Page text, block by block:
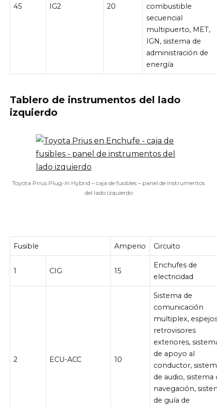
45 IG2 20
combustible
secuencial
multipuerto, MET,
IGN, sistema de
administración de
energía
Tablero de instrumentos del lado
izquierdo
Toyota Prius Plug-in Hybrid – caja de fusibles – panel de instrumentos
del lado izquierdo
Fusible Amperio Circuito
1 CIG 15
Enchufes de
electricidad
2 ECU-ACC 10
Sistema de
comunicación
multiplex,
retrovisores
exteriores,
de apoyo al
conductor,
de audio, sistema
navegación,
de guía de